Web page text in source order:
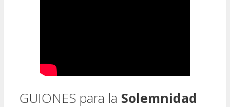
GUIONES para la Solemnidad